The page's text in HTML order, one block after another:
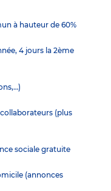
à hauteur de 60%
4 jours la 2ème
(plus
sociale gratuite
(annonces